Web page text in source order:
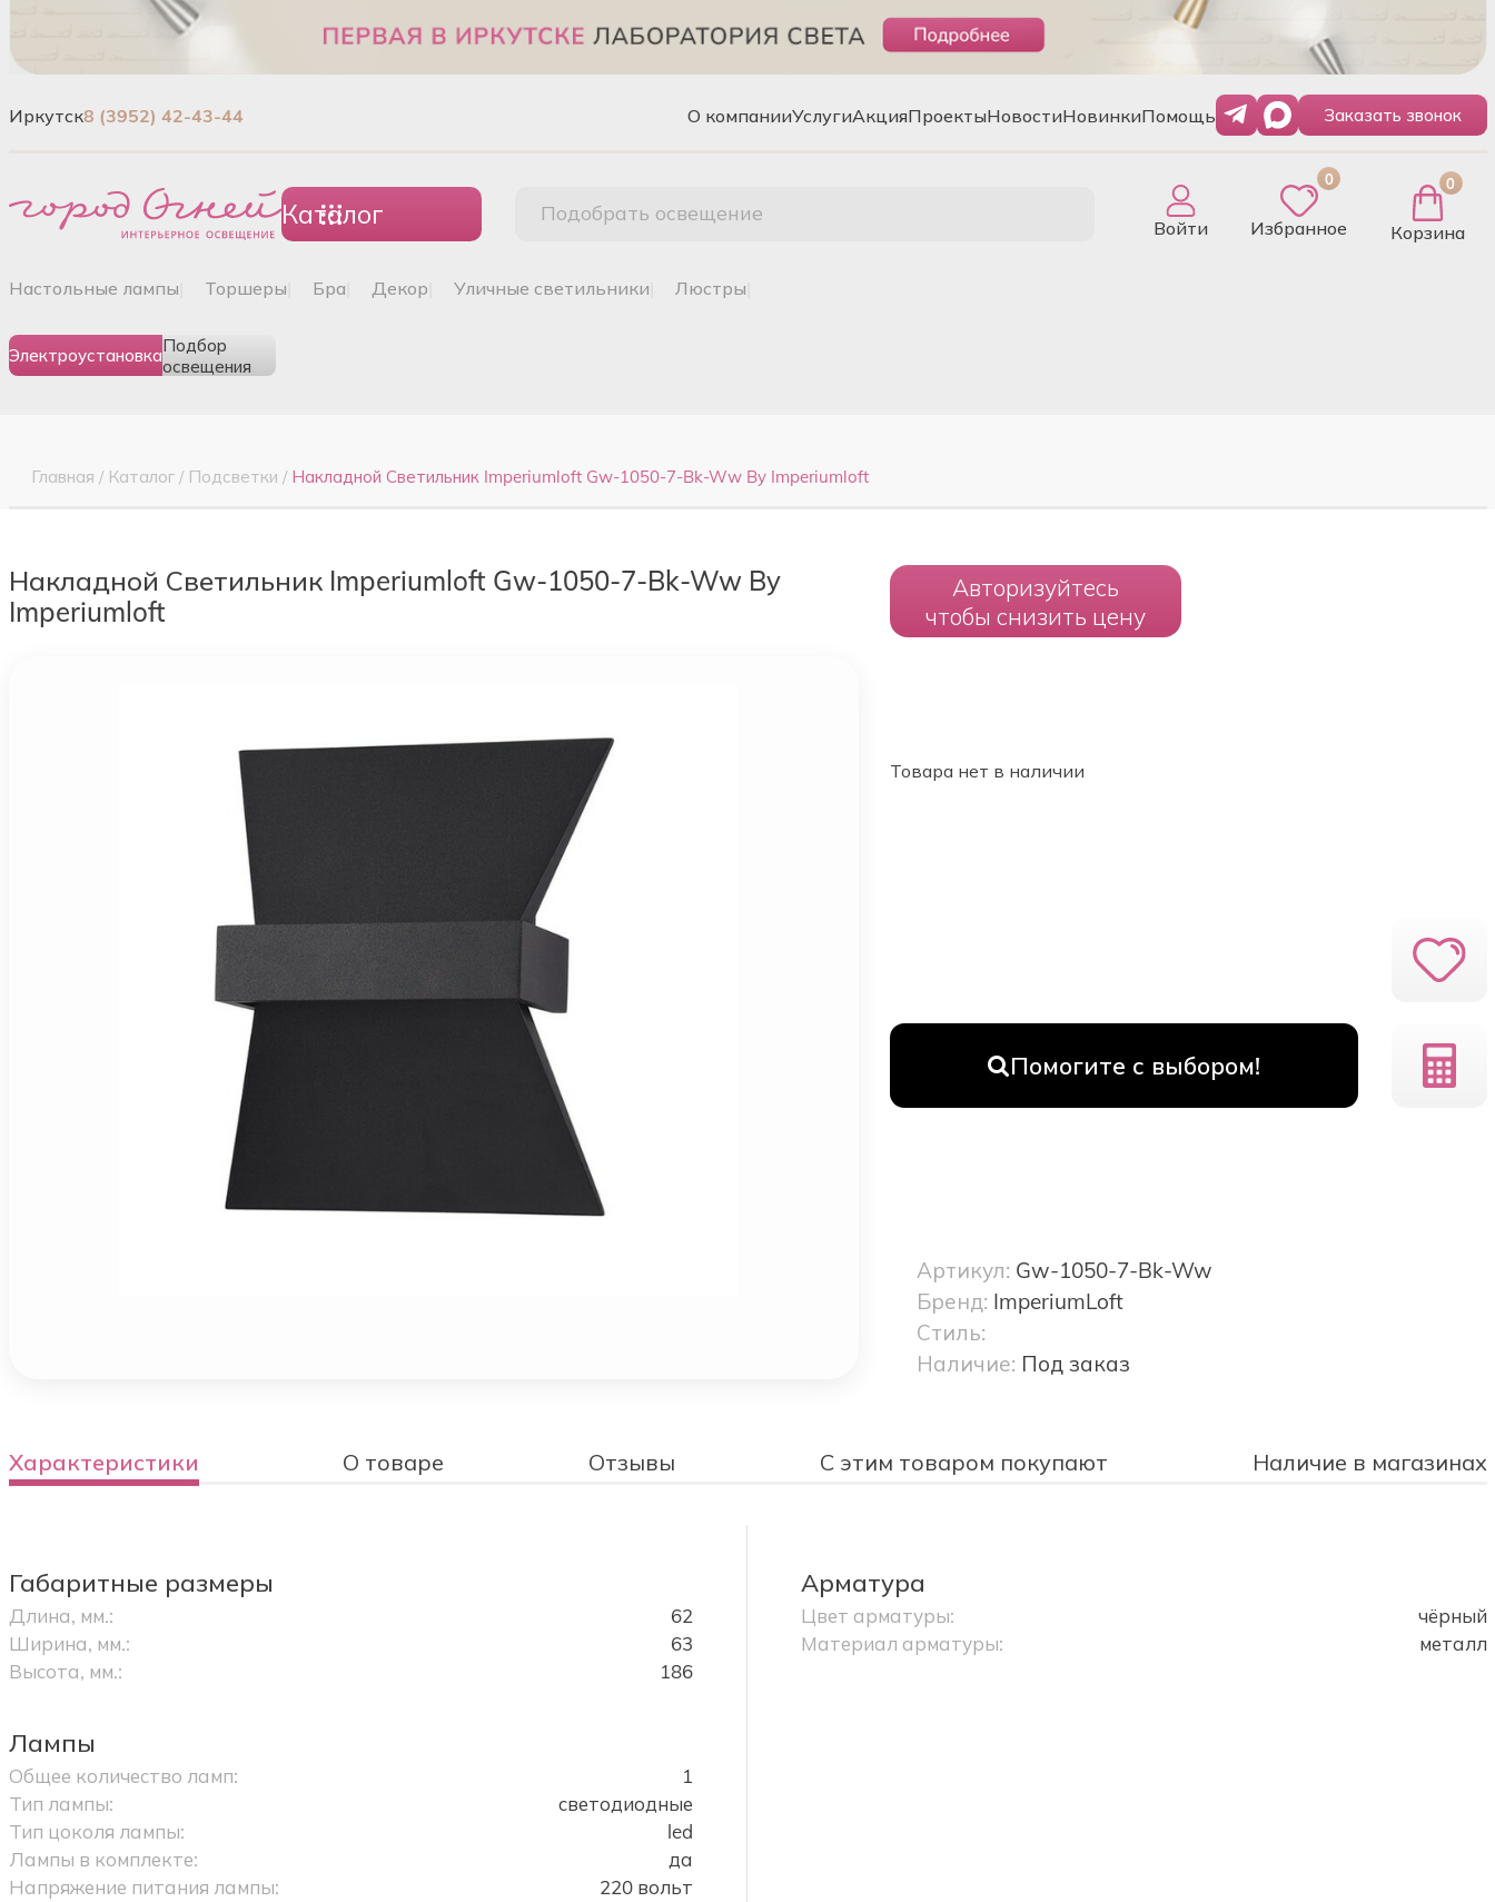
Иркутск8 (3952) 42-43-44 О компанииУслугиАкцияПроектыНовостиНовинкиПомощь Заказать звонок
Каталог Подобрать освещение
Войти
0
Избранное
0
Корзина
настольные лампы торшеры бра декор уличные светильники люстры
ЭлектроустановкаПодбор
освещения
Главная / Каталог / Подсветки / Накладной Светильник Imperiumloft Gw-1050-7-Bk-Ww By Imperiumloft
Накладной Светильник Imperiumloft Gw-1050-7-Bk-Ww By
Imperiumloft
Авторизуйтесь
чтобы снизить цену
Товара нет в наличии
Помогите с выбором!
Артикул: Gw-1050-7-Bk-Ww
Бренд: ImperiumLoft
Стиль:
Наличие: Под заказ
Характеристики О товаре Отзывы С этим товаром покупают Наличие в магазинах
Габаритные размеры
Длина, мм.:
62
Ширина, мм.:
63
Высота, мм.:
186
Арматура
Цвет арматуры:
чёрный
Материал арматуры:
металл
Лампы
Общее количество ламп:
1
Тип лампы:
светодиодные
Тип цоколя лампы:
led
Лампы в комплекте:
да
Напряжение питания лампы:
220 вольт